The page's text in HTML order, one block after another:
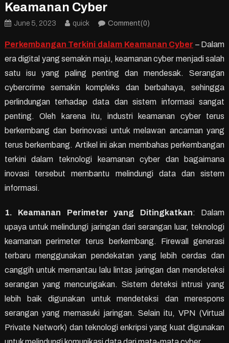
Keamanan Cyber
June 5, 2023 quick Comment(0)
Perkembangan Terkini dalam Keamanan Cyber – Dalam
era digital yang semakin maju, keamanan cyber menjadi salah
satu isu yang paling penting dan mendesak. Serangan
cybercrime semakin kompleks dan berbahaya, sehingga
perlindungan terhadap data dan sistem informasi sangat
penting. Oleh karena itu, industri keamanan cyber terus
berkembang dan berinovasi untuk melawan ancaman yang
terus berkembang. Artikel ini akan membahas perkembangan
terkini dalam teknologi keamanan cyber dan bagaimana
inovasi tersebut membantu melindungi data dan sistem
informasi.
1. Keamanan Perimeter yang Ditingkatkan: Dalam
upaya untuk melindungi jaringan dari serangan luar, teknologi
keamanan perimeter terus berkembang. Firewall generasi
terbaru menggunakan pendekatan yang lebih cerdas dan
canggih untuk memantau lalu lintas jaringan dan mendeteksi
serangan yang mencurigakan. Sistem deteksi intrusi yang
lebih baik digunakan untuk mendeteksi dan merespons
serangan yang memasuki jaringan. Selain itu, VPN (Virtual
Private Network) dan teknologi enkripsi yang kuat digunakan